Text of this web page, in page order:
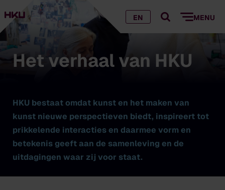
EN MENU
Het verhaal van HKU
HKU bestaat omdat kunst en het maken van
kunst nieuwe perspectieven biedt, inspireert tot
prikkelende interacties en daarmee vorm en
betekenis geeft aan de samenleving en de
uitdagingen waar zij voor staat.